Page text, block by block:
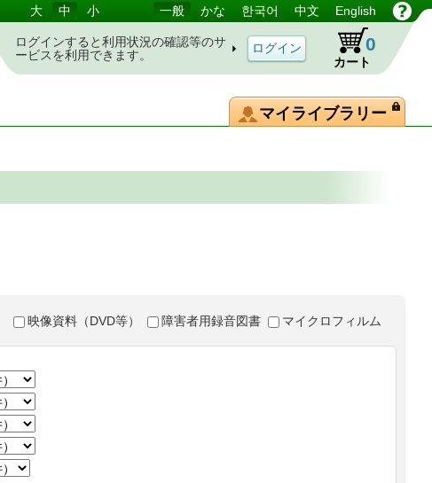
大 中 小 一般 かな 한국어 中文 English
ログインすると利用状況の確認等のサ
ービスを利用できます。
カート
0
マイライブラリー
映像資料（DVD等） 障害者用録音図書 マイクロフィルム